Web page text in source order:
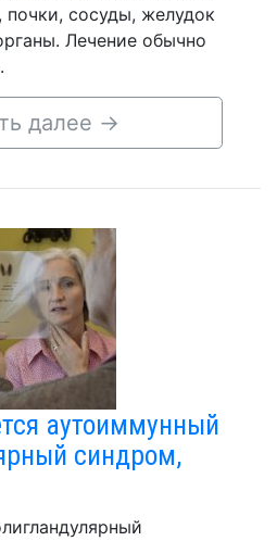
почки, сосуды, желудок
Лечение обычно
далее →
аутоиммунный
синдром,